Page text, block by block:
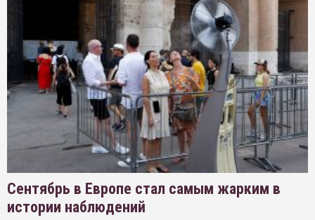
Сентябрь в Европе стал самым жарким в
истории наблюдений